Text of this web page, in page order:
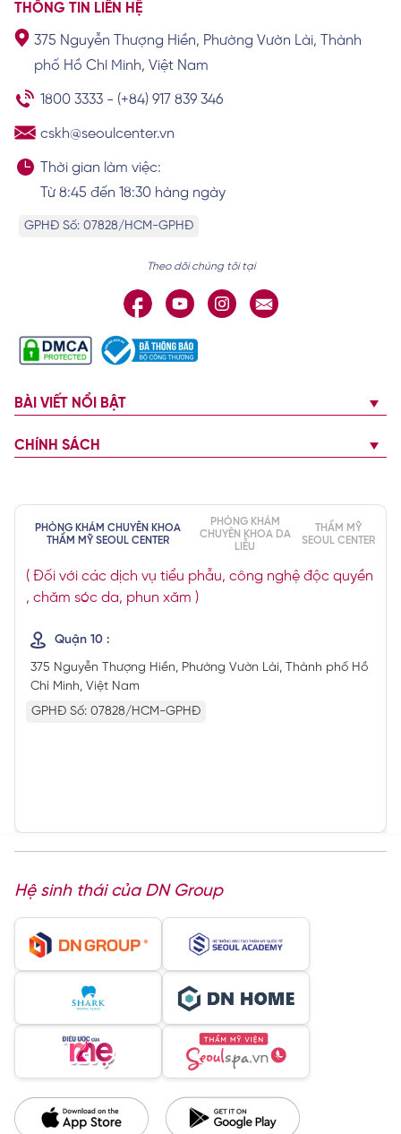
THÔNG TIN LIÊN HỆ
375 Nguyễn Thượng Hiền, Phường Vườn Lài, Thành
phố Hồ Chí Minh, Việt Nam
1800 3333 - (+84) 917 839 346
cskh@seoulcenter.vn
Thời gian làm việc:
Từ 8:45 đến 18:30 hàng ngày
GPHĐ Số: 07828/HCM-GPHĐ
Theo dõi chúng tôi tại
BÀI VIẾT NỔI BẬT
CHÍNH SÁCH
PHÒNG KHÁM CHUYÊN KHOA
THẨM MỸ SEOUL CENTER
PHÒNG KHÁM
CHUYÊN KHOA DA
LIỄU
THẨM MỸ
SEOUL CENTER
( Đối với các dịch vụ tiểu phẫu, công nghệ độc quyền
, chăm sóc da, phun xăm )
Quận 10 :
375 Nguyễn Thượng Hiền, Phường Vườn Lài, Thành phố Hồ
Chí Minh, Việt Nam
GPHĐ Số: 07828/HCM-GPHĐ
Hệ sinh thái của DN Group